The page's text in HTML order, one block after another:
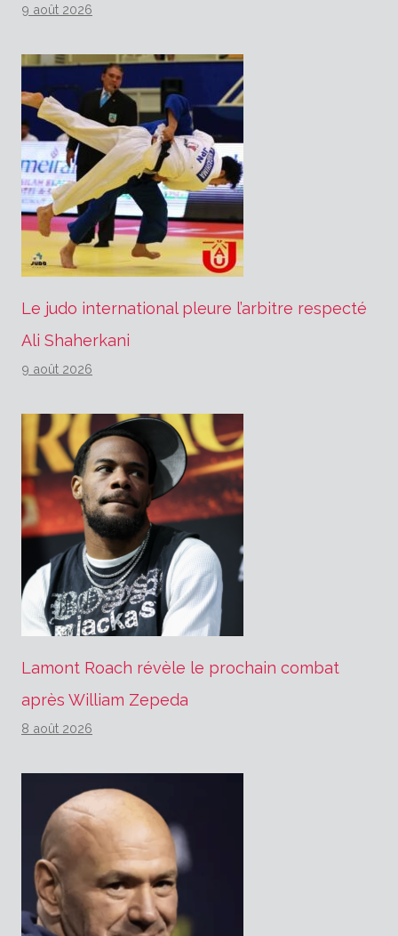
9 août 2026
Le judo international pleure l’arbitre respecté
Ali Shaherkani
9 août 2026
Lamont Roach révèle le prochain combat
après William Zepeda
8 août 2026